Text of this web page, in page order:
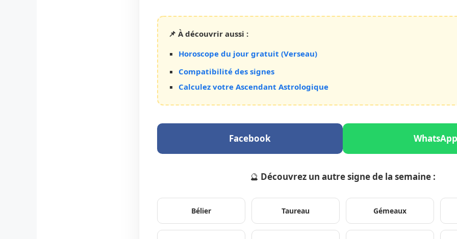
📌 À découvrir aussi :
Horoscope du jour gratuit (Verseau)
Compatibilité des signes
Calculez votre Ascendant Astrologique
Facebook WhatsApp
🔮 Découvrez un autre signe de la semaine :
Bélier Taureau Gémeaux